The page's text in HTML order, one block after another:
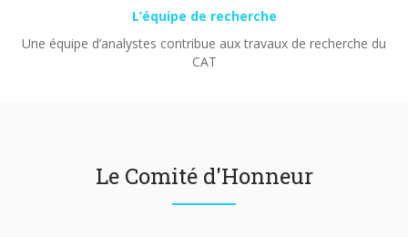
L’équipe de recherche
Une équipe d’analystes contribue aux travaux de recherche du
CAT
Le Comité d'Honneur